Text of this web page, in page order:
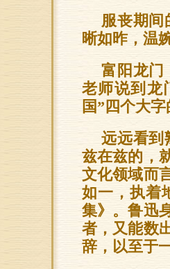
服丧期间
晰如昨，温
富阳龙门
老师说到龙
国”四个大
远远看到
兹在兹的，
文化领域而
如一，执着
集》。鲁迅
者，又能数
辞，以至于